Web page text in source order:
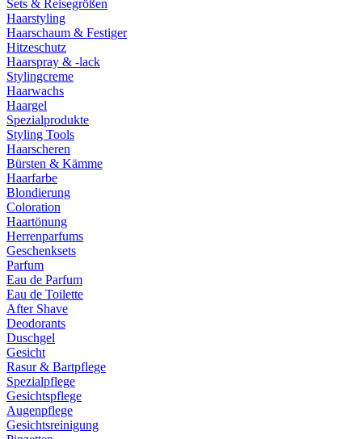
Sets & Reisegrößen
Haarstyling
Haarschaum & Festiger
Hitzeschutz
Haarspray & -lack
Stylingcreme
Haarwachs
Haargel
Spezialprodukte
Styling Tools
Haarscheren
Bürsten & Kämme
Haarfarbe
Blondierung
Coloration
Haartönung
Herrenparfums
Geschenksets
Parfum
Eau de Parfum
Eau de Toilette
After Shave
Deodorants
Duschgel
Gesicht
Rasur & Bartpflege
Spezialpflege
Gesichtspflege
Augenpflege
Gesichtsreinigung